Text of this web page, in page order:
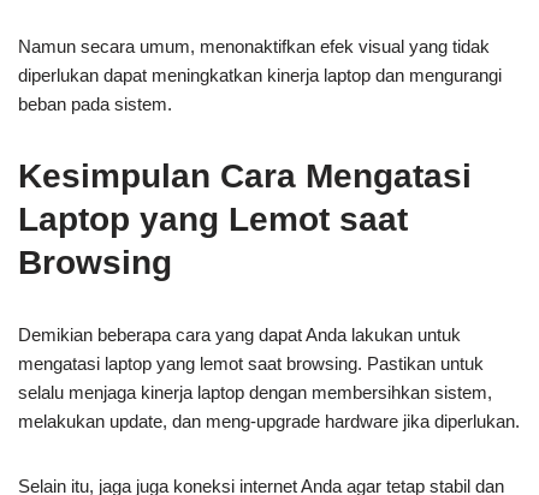
Namun secara umum, menonaktifkan efek visual yang tidak
diperlukan dapat meningkatkan kinerja laptop dan mengurangi
beban pada sistem.
Kesimpulan Cara Mengatasi
Laptop yang Lemot saat
Browsing
Demikian beberapa cara yang dapat Anda lakukan untuk
mengatasi laptop yang lemot saat browsing. Pastikan untuk
selalu menjaga kinerja laptop dengan membersihkan sistem,
melakukan update, dan meng-upgrade hardware jika diperlukan.
Selain itu, jaga juga koneksi internet Anda agar tetap stabil dan